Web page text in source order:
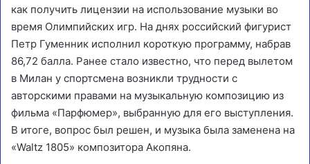
как получить лицензии на использование музыки во
время Олимпийских игр. На днях российский фигурист
Петр Гуменник исполнил короткую программу, набрав
86,72 балла. Ранее стало известно, что перед вылетом
в Милан у спортсмена возникли трудности с
авторскими правами на музыкальную композицию из
фильма «Парфюмер», выбранную для его выступления.
В итоге, вопрос был решен, и музыка была заменена на
«Waltz 1805» композитора Акопяна.